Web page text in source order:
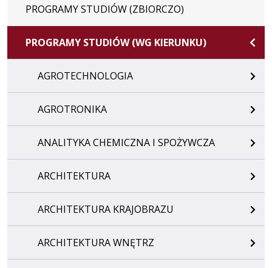
PROGRAMY STUDIÓW (ZBIORCZO)
PROGRAMY STUDIÓW (WG KIERUNKU)
AGROTECHNOLOGIA
AGROTRONIKA
ANALITYKA CHEMICZNA I SPOŻYWCZA
ARCHITEKTURA
ARCHITEKTURA KRAJOBRAZU
ARCHITEKTURA WNĘTRZ